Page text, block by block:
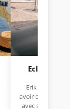
Eclectica
Erik Comas,
avoir déjà
avec sa Lancia